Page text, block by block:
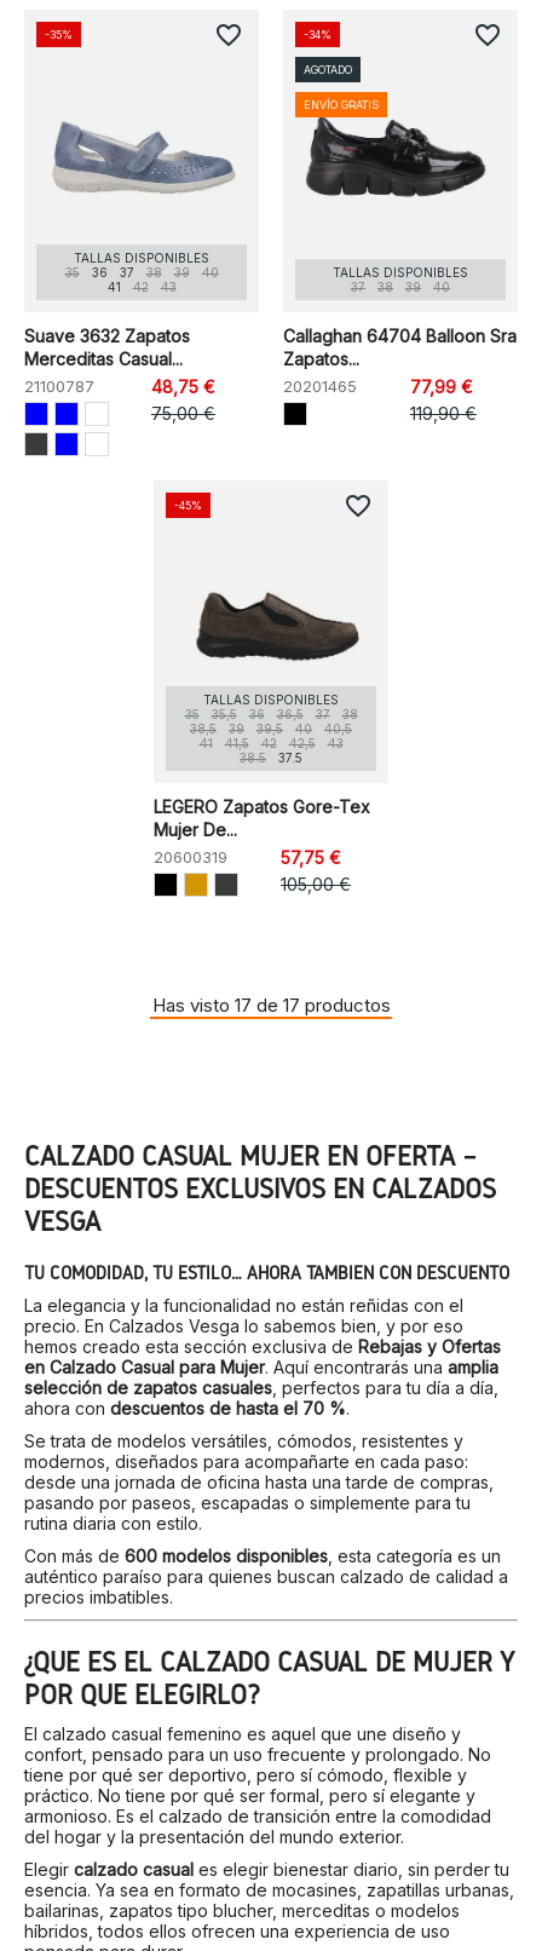
TALLAS DISPONIBLES
35
36 37 38 39
40
41
42 43
Suave 3632 Zapatos
Merceditas Casual...
21100787
48,75 €
75,00 €
-35% favorite_border
TALLAS DISPONIBLES
37
38 39 40
Callaghan 64704 Balloon Sra
Zapatos...
20201465
77,99 €
119,90 €
-34%
AGOTADO
ENVÍO GRATIS
favorite_border
TALLAS DISPONIBLES
35
35,5 36 36,5 37
38
38,5
39 39,5 40
40,5
41
41,5 42 42,5
43
38.5
37.5
LEGERO Zapatos Gore-Tex
Mujer De...
20600319
57,75 €
105,00 €
-45% favorite_border
Has visto 17 de 17 productos
CALZADO CASUAL MUJER EN OFERTA –
DESCUENTOS EXCLUSIVOS EN CALZADOS
VESGA
TU COMODIDAD, TU ESTILO… AHORA TAMBIÉN CON DESCUENTO
La elegancia y la funcionalidad no están reñidas con el
precio. En Calzados Vesga lo sabemos bien, y por eso
hemos creado esta sección exclusiva de Rebajas y Ofertas
en Calzado Casual para Mujer. Aquí encontrarás una amplia
selección de zapatos casuales, perfectos para tu día a día,
ahora con descuentos de hasta el 70 %.
Se trata de modelos versátiles, cómodos, resistentes y
modernos, diseñados para acompañarte en cada paso:
desde una jornada de oficina hasta una tarde de compras,
pasando por paseos, escapadas o simplemente para tu
rutina diaria con estilo.
Con más de 600 modelos disponibles, esta categoría es un
auténtico paraíso para quienes buscan calzado de calidad a
precios imbatibles.
¿QUÉ ES EL CALZADO CASUAL DE MUJER Y
POR QUÉ ELEGIRLO?
El calzado casual femenino es aquel que une diseño y
confort, pensado para un uso frecuente y prolongado. No
tiene por qué ser deportivo, pero sí cómodo, flexible y
práctico. No tiene por qué ser formal, pero sí elegante y
armonioso. Es el calzado de transición entre la comodidad
del hogar y la presentación del mundo exterior.
Elegir calzado casual es elegir bienestar diario, sin perder tu
esencia. Ya sea en formato de mocasines, zapatillas urbanas,
bailarinas, zapatos tipo blucher, merceditas o modelos
híbridos, todos ellos ofrecen una experiencia de uso